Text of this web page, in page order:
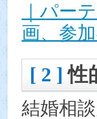
｜パー
画、参
[ 2 ] 性
結婚相